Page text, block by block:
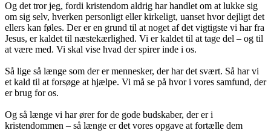
Og det tror jeg, fordi kristendom aldrig har handlet om at lukke sig
om sig selv, hverken personligt eller kirkeligt, uanset hvor dejligt det
ellers kan føles. Der er en grund til at noget af det vigtigste vi har fra
Jesus, er kaldet til næstekærlighed. Vi er kaldet til at tage del – og til
at være med. Vi skal vise hvad der spirer inde i os.
Så lige så længe som der er mennesker, der har det svært. Så har vi
et kald til at forsøge at hjælpe. Vi må se på hvor i vores samfund, der
er brug for os.
Og så længe vi har ører for de gode budskaber, der er i
kristendommen – så længe er det vores opgave at fortælle dem